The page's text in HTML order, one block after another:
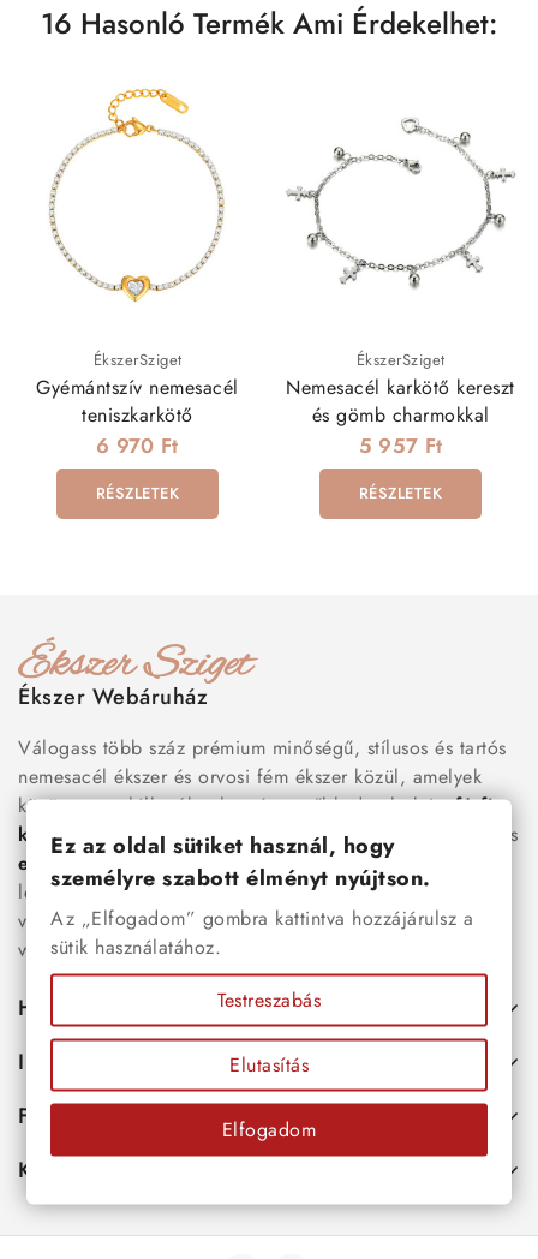
16 Hasonló Termék Ami Érdekelhet:
ÉkszerSziget
Gyémántszív nemesacél
teniszkarkötő
6 970 Ft
RÉSZLETEK
ÉkszerSziget
Nemesacél karkötő kereszt
és gömb charmokkal
5 957 Ft
RÉSZLETEK
Ékszer Webáruház
Válogass több száz prémium minőségű, stílusos és tartós
nemesacél ékszer és orvosi fém ékszer közül, amelyek
között megtalálhatók a legnépszerűbb darabok is:férfi
karkötők
, női nyakláncok , karikagyűrűk
és
esküvői kiegészítőkegyaránt. Webáruházunkban a
legújabb trendeket követő, mégis időtálló ékszerek közül
választhatsz – legyen szó ajándékról, mindennapi
viseletről vagy különleges alkalmakról.
Hasznos
Információk
Fiókod
Kapcsolat
Ez az oldal sütiket használ, hogy
személyre szabott élményt nyújtson.
Az „Elfogadom” gombra kattintva hozzájárulsz a
sütik használatához.
Testreszabás
Elutasítás
Elfogadom